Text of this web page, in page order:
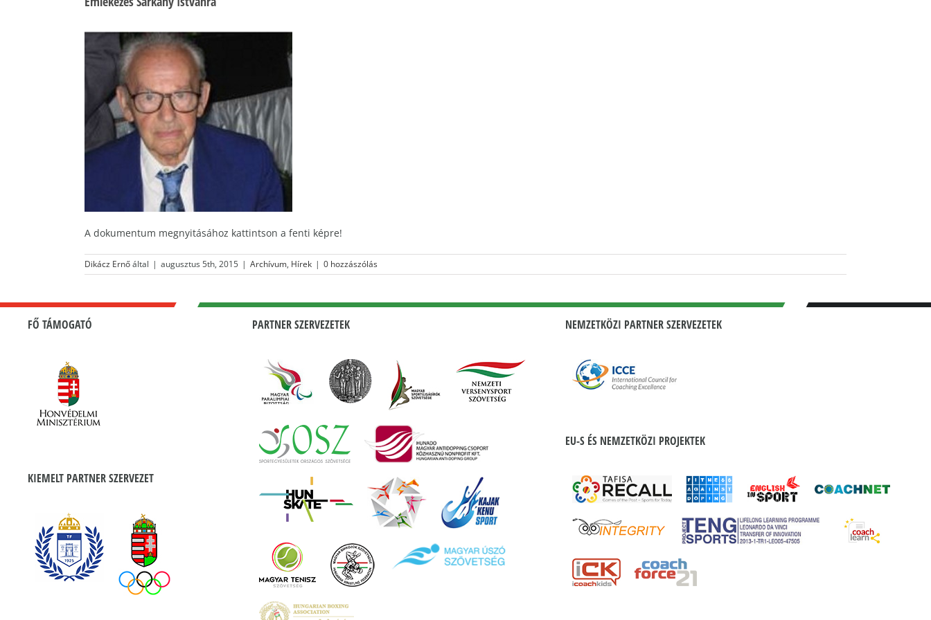
A dokumentum megnyitásához kattintson a fenti képre!
Dikácz Ernőáltal | augusztus 5th, 2015 | Archívum, Hírek | 0 hozzászólás
FŐ TÁMOGATÓ
KIEMELT PARTNER SZERVEZET
PARTNER SZERVEZETEK NEMZETKÖZI PARTNER SZERVEZETEK
EU-S ÉS NEMZETKÖZI PROJEKTEK